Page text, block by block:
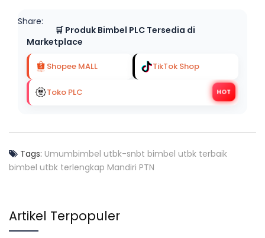
Share:
🛒 Produk Bimbel PLC Tersedia di
Marketplace
Shopee MALL TikTok Shop
HOT
Toko PLC
Tags: Umumbimbel utbk-snbt bimbel utbk terbaik
bimbel utbk terlengkap Mandiri PTN
Artikel Terpopuler